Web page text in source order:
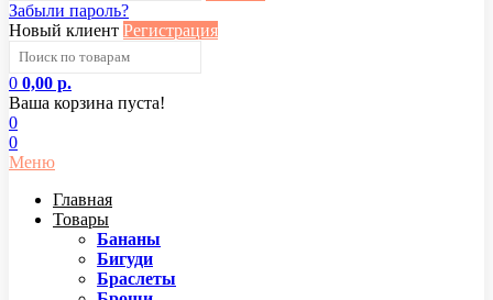
Забыли пароль?
Новый клиент Регистрация
0 0,00 р.
Ваша корзина пуста!
0
0
Меню
Главная
Товары
Бананы
Бигуди
Браслеты